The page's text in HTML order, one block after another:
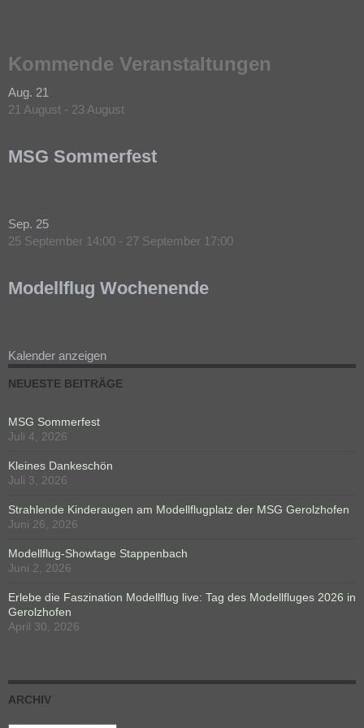
Kommende Veranstaltungen
Aug. 21
21 August - 23 August
MSG Sommerfest
Sep. 25
25 September 14:00 - 27 September 17:00
Modellflug Wochenende
Kalender anzeigen
NEUESTE BEITRÄGE
MSG Sommerfest
Juli 4, 2026
Kleines Dankeschön
Juli 3, 2026
Strahlende Kinderaugen am Modellflugplatz der MSG Gerolzhofen
Juni 26, 2026
Modellflug-Showtage Stappenbach
Juni 2, 2026
Erlebe die Faszination Modellflug live: Tag des Modellfluges 2026 in
Gerolzhofen
April 30, 2026
ARCHIV